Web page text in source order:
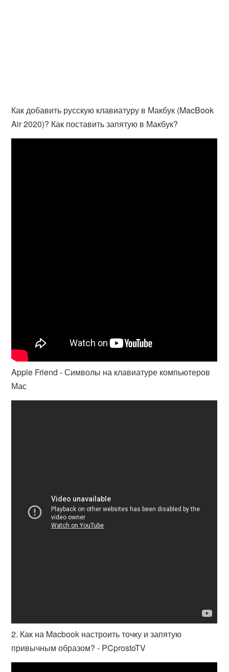
Как добавить русскую клавиатуру в Макбук (MacBook
Air 2020)? Как поставить запятую в Макбук?
Apple Friend - Символы на клавиатуре компьютеров
Мас
2. Как на Macbook настроить точку и запятую
привычным образом? - PCprostoTV